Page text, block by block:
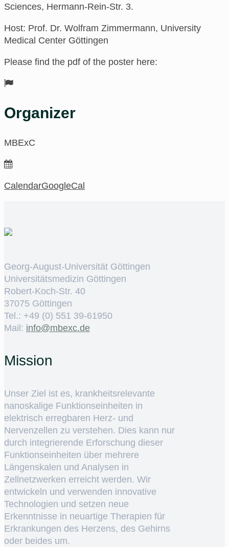
Sciences, Hermann-Rein-Str. 3.
Host: Prof. Dr. Wolfram Zimmermann, University
Medical Center Göttingen
Please find the pdf of the poster here:
Organizer
MBExC
CalendarGoogleCal
Georg-August-Universität Göttingen
Universitätsmedizin Göttingen
Robert-Koch-Str. 40
37075 Göttingen
Tel.: +49 (0) 551 39-61950
Mail: ed.cxebm@ofni
Mission
Unser Ziel ist es, krankheitsrelevante
nanoskalige Funktionseinheiten in
elektrisch erregbaren Herz- und
Nervenzellen zu verstehen. Dies kann nur
durch integrierende Erforschung dieser
Funktionseinheiten über mehrere
Längenskalen und Analysen in
Zellnetzwerken erreicht werden. Wir
entwickeln und verwenden innovative
Technologien und setzen neue
Erkenntnisse in neuartige Therapien für
Erkrankungen des Herzens, des Gehirns
oder beides um.